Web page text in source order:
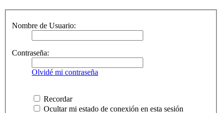
Nombre de Usuario:
Contraseña:
Olvidé mi contraseña
Recordar
Ocultar mi estado de conexión en esta sesión